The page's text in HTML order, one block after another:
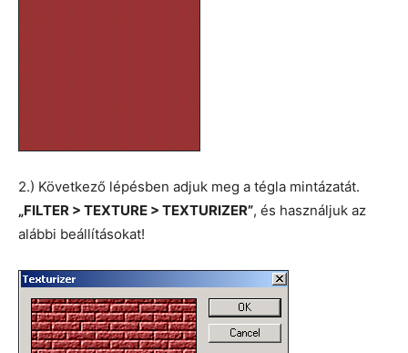
2.) Következő lépésben adjuk meg a tégla mintázatát.
„FILTER > TEXTURE > TEXTURIZER”, és használjuk az
alábbi beállításokat!